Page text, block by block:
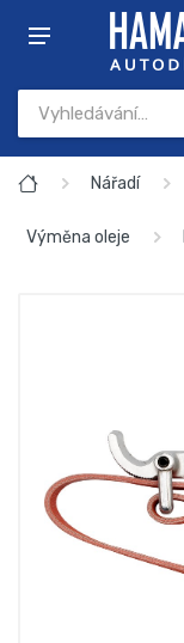
Nářadí
Výměna oleje